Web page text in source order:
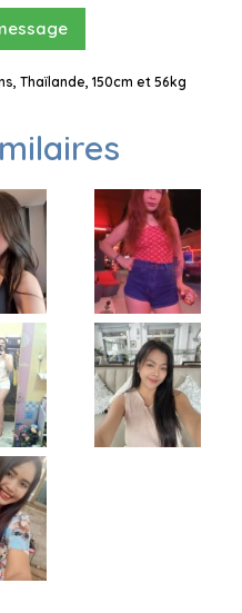
Thaïlande, 150cm et 56kg